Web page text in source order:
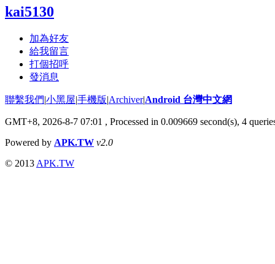
kai5130
加為好友
給我留言
打個招呼
發消息
聯繫我們|小黑屋|手機版|Archiver|Android 台灣中文網
GMT+8, 2026-8-7 07:01 , Processed in 0.009669 second(s), 4
Powered by APK.TW v2.0
© 2013 APK.TW